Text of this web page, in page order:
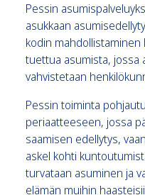
Pessin
asukkaan
kodin mahdollistaminen
tuettua asumista, jossa
vahvistetaan
Pessin toiminta
periaatteeseen, jossa
saamisen edellytys,
askel kohti
turvataan asuminen ja
elämän muihin